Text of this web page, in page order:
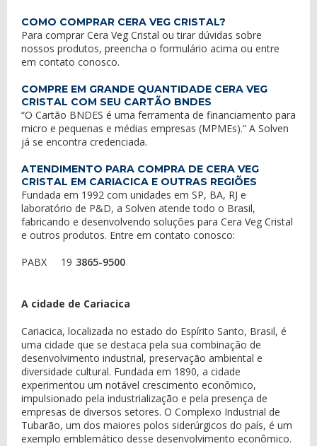
COMO COMPRAR CERA VEG CRISTAL?
Para comprar Cera Veg Cristal ou tirar dúvidas sobre
nossos produtos, preencha o formulário acima ou entre
em contato conosco.
COMPRE EM GRANDE QUANTIDADE CERA VEG
CRISTAL COM SEU CARTÃO BNDES
“O Cartão BNDES é uma ferramenta de financiamento para
micro e pequenas e médias empresas (MPMEs).” A Solven
já se encontra credenciada.
ATENDIMENTO PARA COMPRA DE CERA VEG
CRISTAL EM CARIACICA E OUTRAS REGIÕES
Fundada em 1992 com unidades em SP, BA, RJ e
laboratório de P&D, a Solven atende todo o Brasil,
fabricando e desenvolvendo soluções para Cera Veg Cristal
e outros produtos. Entre em contato conosco:
PABX
19 3865-9500
A cidade de Cariacica
Cariacica, localizada no estado do Espírito Santo, Brasil, é
uma cidade que se destaca pela sua combinação de
desenvolvimento industrial, preservação ambiental e
diversidade cultural. Fundada em 1890, a cidade
experimentou um notável crescimento econômico,
impulsionado pela industrialização e pela presença de
empresas de diversos setores. O Complexo Industrial de
Tubarão, um dos maiores polos siderúrgicos do país, é um
exemplo emblemático desse desenvolvimento econômico.